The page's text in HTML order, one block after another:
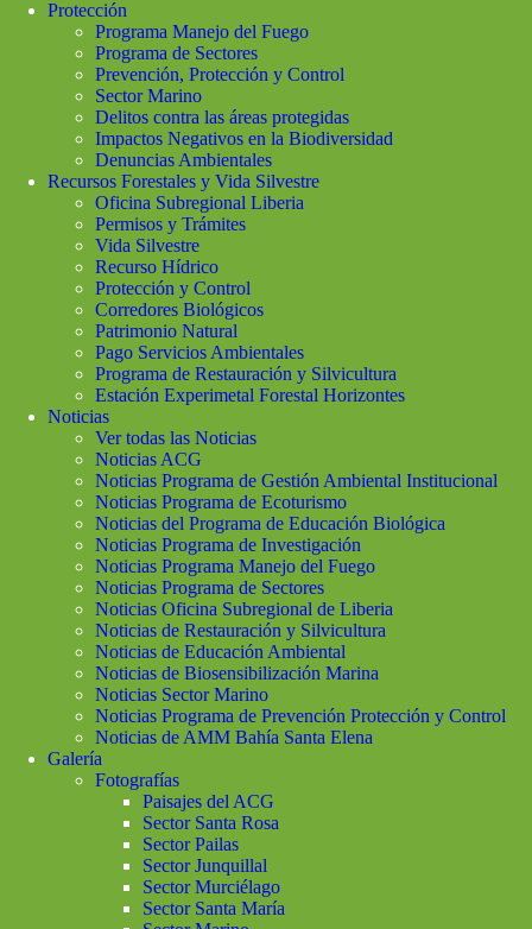
Protección
Programa Manejo del Fuego
Programa de Sectores
Prevención, Protección y Control
Sector Marino
Delitos contra las áreas protegidas
Impactos Negativos en la Biodiversidad
Denuncias Ambientales
Recursos Forestales y Vida Silvestre
Oficina Subregional Liberia
Permisos y Trámites
Vida Silvestre
Recurso Hídrico
Protección y Control
Corredores Biológicos
Patrimonio Natural
Pago Servicios Ambientales
Programa de Restauración y Silvicultura
Estación Experimetal Forestal Horizontes
Noticias
Ver todas las Noticias
Noticias ACG
Noticias Programa de Gestión Ambiental Institucional
Noticias Programa de Ecoturismo
Noticias del Programa de Educación Biológica
Noticias Programa de Investigación
Noticias Programa Manejo del Fuego
Noticias Programa de Sectores
Noticias Oficina Subregional de Liberia
Noticias de Restauración y Silvicultura
Noticias de Educación Ambiental
Noticias de Biosensibilización Marina
Noticias Sector Marino
Noticias Programa de Prevención Protección y Control
Noticias de AMM Bahía Santa Elena
Galería
Fotografías
Paisajes del ACG
Sector Santa Rosa
Sector Pailas
Sector Junquillal
Sector Murciélago
Sector Santa María